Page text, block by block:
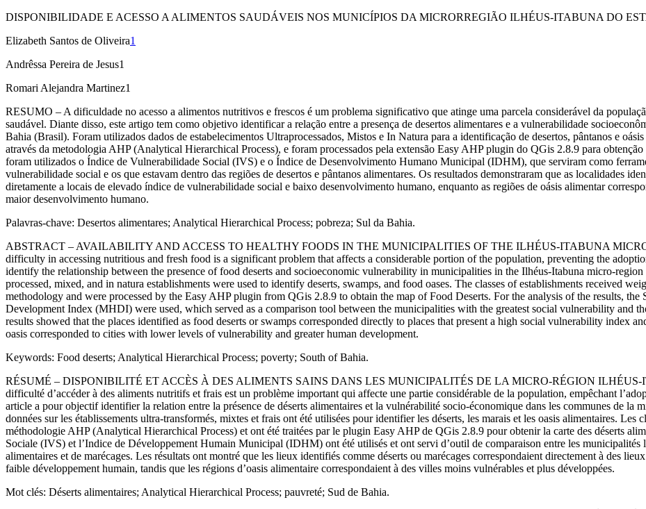
DISPONIBILIDADE E ACESSO A ALIMENTOS SAUDÁVEIS NOS MUNICÍPIOS DA MICRORREGIÃO ILHÉUS-ITABUNA DO
Elizabeth Santos de Oliveira1
Andrêssa Pereira de Jesus1
Romari Alejandra Martinez1
RESUMO – A dificuldade no acesso a alimentos nutritivos e frescos é um problema significativo que atinge uma parcela considerável da
saudável. Diante disso, este artigo tem como objetivo identificar a relação entre a presença de desertos alimentares e a vulnerabilidade
Bahia (Brasil). Foram utilizados dados de estabelecimentos Ultraprocessados, Mistos e In Natura para a identificação de desertos, pântanos e
através da metodologia AHP (Analytical Hierarchical Process), e foram processados pela extensão Easy AHP plugin do QGis 2.8.9 para
foram utilizados o Índice de Vulnerabilidade Social (IVS) e o Índice de Desenvolvimento Humano Municipal (IDHM), que serviram como
vulnerabilidade social e os que estavam dentro das regiões de desertos e pântanos alimentares. Os resultados demonstraram que as localidades
diretamente a locais de elevado índice de vulnerabilidade social e baixo desenvolvimento humano, enquanto as regiões de oásis alimentar
maior desenvolvimento humano.
Palavras-chave: Desertos alimentares; Analytical Hierarchical Process; pobreza; Sul da Bahia.
ABSTRACT – AVAILABILITY AND ACCESS TO HEALTHY FOODS IN THE MUNICIPALITIES OF THE ILHÉUS-ITABUNA
difficulty in accessing nutritious and fresh food is a significant problem that affects a considerable portion of the population, preventing the
identify the relationship between the presence of food deserts and socioeconomic vulnerability in municipalities in the Ilhéus-Itabuna micro-
processed, mixed, and in natura establishments were used to identify deserts, swamps, and food oases. The classes of establishments received
methodology and were processed by the Easy AHP plugin from QGis 2.8.9 to obtain the map of Food Deserts. For the analysis of the results,
Development Index (MHDI) were used, which served as a comparison tool between the municipalities with the greatest social vulnerability and
results showed that the places identified as food deserts or swamps corresponded directly to places that present a high social vulnerability index
oasis corresponded to cities with lower levels of vulnerability and greater human development.
Keywords: Food deserts; Analytical Hierarchical Process; poverty; South of Bahia.
RÉSUMÉ – DISPONIBILITÉ ET ACCÈS À DES ALIMENTS SAINS DANS LES MUNICIPALITÉS DE LA MICRO-RÉGION
difficulté d’accéder à des aliments nutritifs et frais est un problème important qui affecte une partie considérable de la population, empêchant
article a pour objectif identifier la relation entre la présence de déserts alimentaires et la vulnérabilité socio-économique dans les communes de la
données sur les établissements ultra-transformés, mixtes et frais ont été utilisées pour identifier les déserts, les marais et les oasis alimentaires. Les
méthodologie AHP (Analytical Hierarchical Process) et ont été traitées par le plugin Easy AHPde QGis 2.8.9 pour obtenir la carte des déserts
Sociale (IVS) et l’Indice de Développement Humain Municipal (IDHM) ont été utilisés et ont servi d’outil de comparaison entre les municipalités
alimentaires et de marécages. Les résultats ont montré que les lieux identifiés comme déserts ou marécages correspondaient directement à des
faible développement humain, tandis que les régions d’oasis alimentaire correspondaient à des villes moins vulnérables et plus développées.
Mot clés: Déserts alimentaires; Analytical Hierarchical Process; pauvreté; Sud de Bahia.